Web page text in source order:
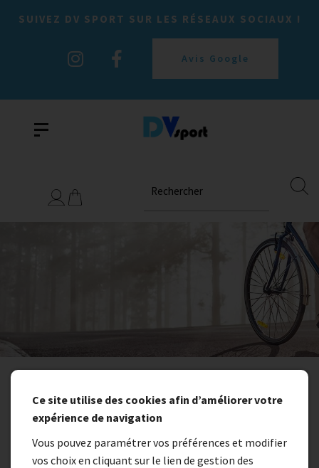
SUIVEZ DV SPORT SUR LES RÉSEAUX SOCIAUX !
Avis Google
Rechercher
Ce site utilise des cookies afin d’améliorer votre
expérience de navigation
Vous pouvez paramétrer vos préférences et modifier
vos choix en cliquant sur le lien de gestion des